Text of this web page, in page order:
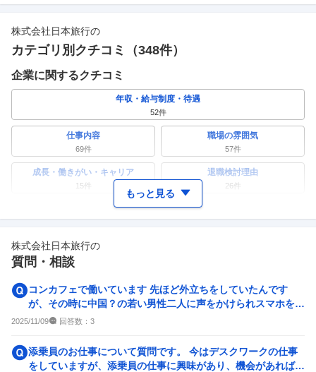
株式会社日本旅行の
カテゴリ別クチコミ（348件）
企業に関するクチコミ
年収・給与制度・待遇
52件
仕事内容
69件
職場の雰囲気
57件
成長・働きがい・キャリア
15件
退職検討理由
26件
ワークライフバランス 女性の活躍・働きやすさ
副業
人事・評価制度
25件
入社理由・入社後ギャップ
11件
企業の選考に関するクチコミ
2件 13件
もっと見る
株式会社日本旅行の
質問・相談
コンカフェで働いています 先ほど外立ちをしていたんです
が、その時に中国？の若い男性二人に声をかけられスマホを見
せられ、その画面には翻訳...
2025/11/09 回答数： 3
添乗員のお仕事について質問です。 今はデスクワークの仕事
をしていますが、添乗員の仕事に興味があり、機会があれば挑